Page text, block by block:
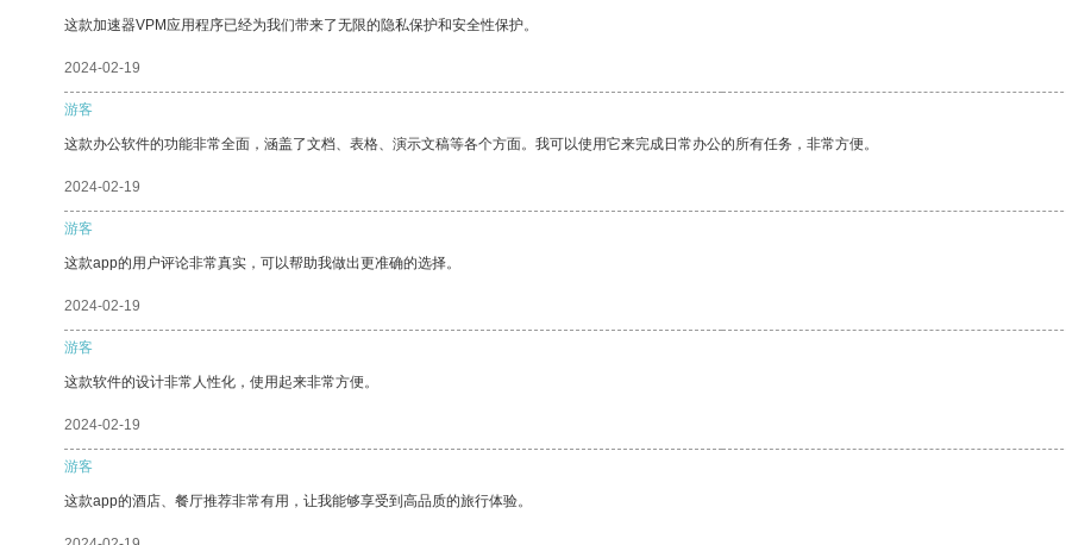
这款加速器VPM应用程序已经为我们带来了无限的隐私保护和安全性保护。
2024-02-19
游客
这款办公软件的功能非常全面，涵盖了文档、表格、演示文稿等各个方面。我可以使用它来完成日常办公的所有任务，非常方便。
2024-02-19
游客
这款app的用户评论非常真实，可以帮助我做出更准确的选择。
2024-02-19
游客
这款软件的设计非常人性化，使用起来非常方便。
2024-02-19
游客
这款app的酒店、餐厅推荐非常有用，让我能够享受到高品质的旅行体验。